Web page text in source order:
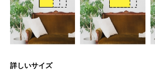
詳しいサイズ